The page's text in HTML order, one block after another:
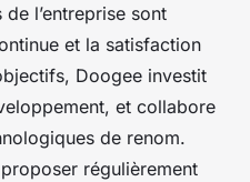
l’entreprise sont
et la satisfaction
Doogee investit
et collabore
de renom.
régulièrement